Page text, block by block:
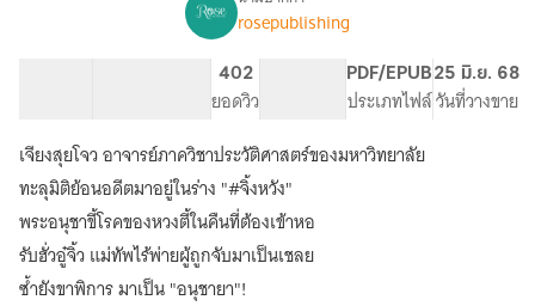
1
เรื่อง
เมื่อ
ขา
พิการ
เป็น
อนุชา
ยา
[นิยาย
rosepublishing
402
ยอดวิว
PDF/EPUB
ประเภทไฟล์
25 มิ.ย. 68
วันที่วางขาย
เจียงสุยโจว อาจารย์ภาควิชาประวัติศาสตร์ของมหาวิทยาลัย
ทะลุมิติย้อนอดีตมาอยู่ในร่าง "#จิ้งหวัง"
พระอนุชาขี้โรคของหวงตี้ในคืนที่ต้องเข้าหอ
รับฮั่วอู๋จิ้ว แม่ทัพไร้พ่ายผู้ถูกจับมาเป็นเชลย
ซ้ำยังขาพิการ มาเป็น "อนุชายา"!